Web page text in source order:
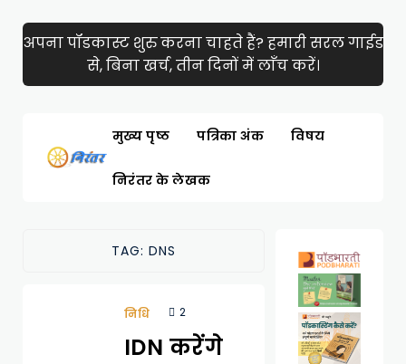
अपना पॉडकास्ट शुरु करना चाहते हैं? हमारी सरल गाईड
से, बिना खर्च, तीन दिनों में लाँच करें।
मुख्य पृष्ठ पत्रिका अंक विषय
निरंतर के लेखक
TAG: DNS
निधि 2
IDN करेंगे